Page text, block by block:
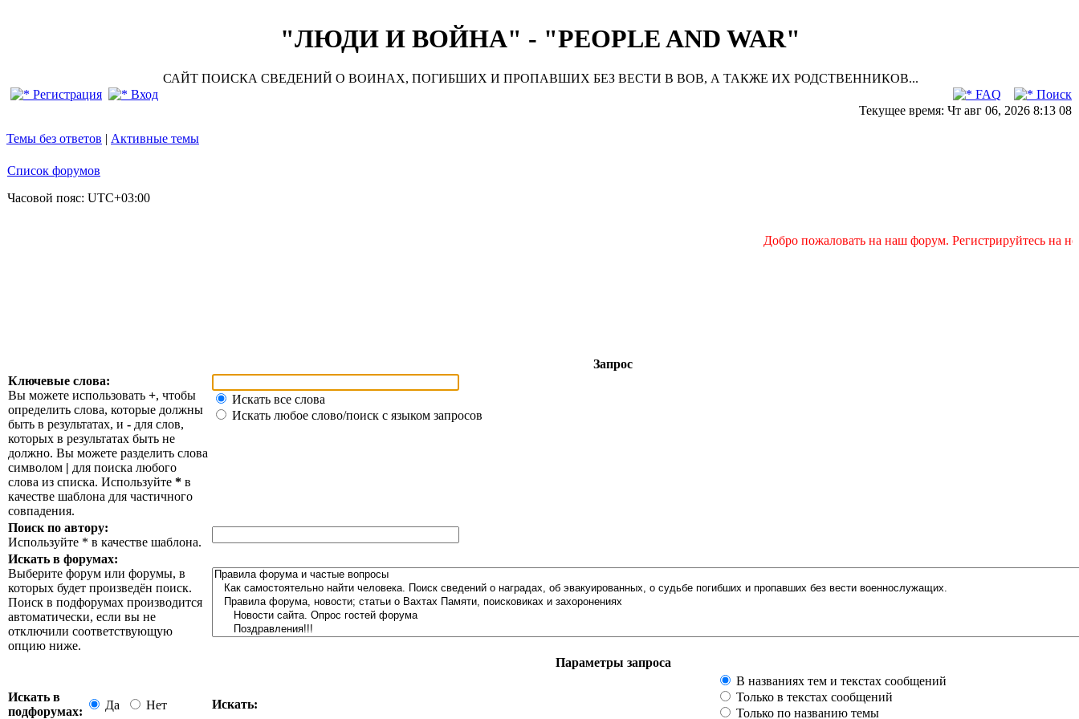
"ЛЮДИ И ВОЙНА" - "PEOPLE AND WAR"
САЙТ ПОИСКА СВЕДЕНИЙ О ВОИНАХ, ПОГИБШИХ И ПРОПАВШИХ БЕЗ ВЕСТИ В ВОВ, А ТАКЖЕ ИХ РОДСТВЕННИКОВ...
Регистрация
Вход FAQ
Поиск
Текущее время: Чт авг 06, 2026 8:13 08
Темы без ответов | Активные темы
Список форумов
Часовой пояс: UTC+03:00
Добро пожаловать на наш форум. Регистрируйтесь на
Запрос
Ключевые слова:
Вы можете использовать +, чтобы
определить слова, которые должны
быть в результатах, и - для слов,
которых в результатах быть не
должно. Вы можете разделить слова
символом | для поиска любого
слова из списка. Используйте * в
качестве шаблона для частичного
совпадения.
Искать все слова
Искать любое слово/поиск с языком запросов
Поиск по автору:
Используйте * в качестве шаблона.
Искать в форумах:
Выберите форум или форумы, в
которых будет произведён поиск.
Поиск в подфорумах производится
автоматически, если вы не
отключили соответствующую
опцию ниже.
Параметры запроса
Искать в
подфорумах:
Да Нет Искать:
В названиях тем и текстах сообщений
Только в текстах сообщений
Только по названию темы